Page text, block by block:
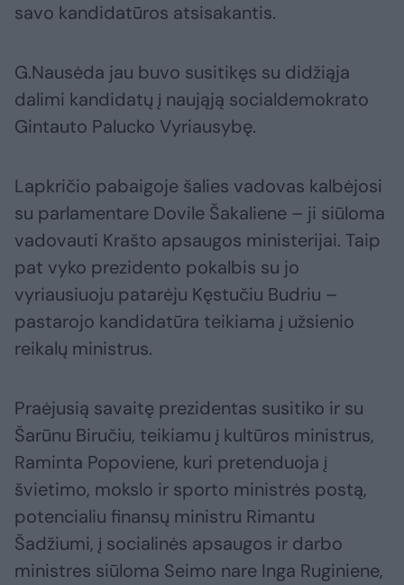
savo kandidatūros atsisakantis.
G.Nausėda jau buvo susitikęs su didžiąja
dalimi kandidatų į naująją socialdemokrato
Gintauto Palucko Vyriausybę.
Lapkričio pabaigoje šalies vadovas kalbėjosi
su parlamentare Dovile Šakaliene – ji siūloma
vadovauti Krašto apsaugos ministerijai. Taip
pat vyko prezidento pokalbis su jo
vyriausiuoju patarėju Kęstučiu Budriu –
pastarojo kandidatūra teikiama į užsienio
reikalų ministrus.
Praėjusią savaitę prezidentas susitiko ir su
Šarūnu Biručiu, teikiamu į kultūros ministrus,
Raminta Popoviene, kuri pretenduoja į
švietimo, mokslo ir sporto ministrės postą,
potencialiu finansų ministru Rimantu
Šadžiumi, į socialinės apsaugos ir darbo
ministres siūloma Seimo nare Inga Ruginiene,